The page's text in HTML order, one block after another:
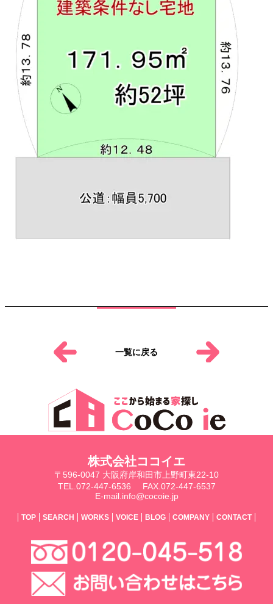
一覧に戻る
株式会社ココイエ
〒596-0047 大阪府岸和田市上野町東22-10
TEL.072-447-6536
FAX.072-447-6537
E-mail.info@cocoie.jp
TOP SEARCH WORKS VOICE BLOG COMPANY CONTACT